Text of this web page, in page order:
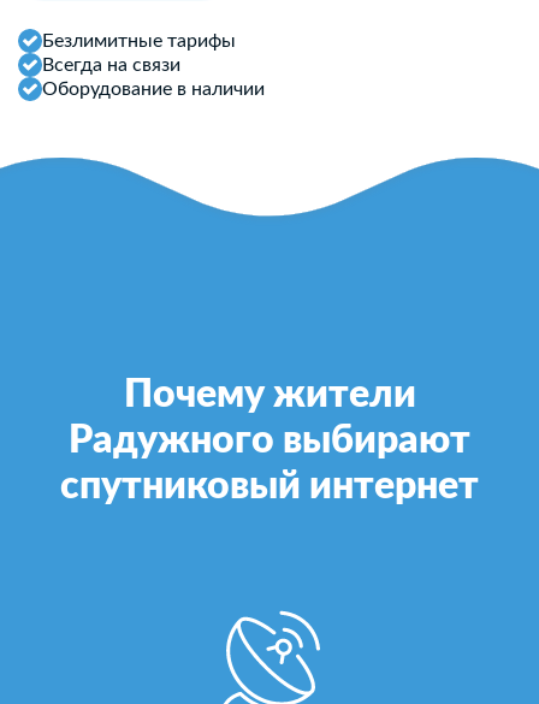
Безлимитные тарифы
Всегда на связи
Оборудование в наличии
Почему жители
Радужного выбирают
спутниковый интернет